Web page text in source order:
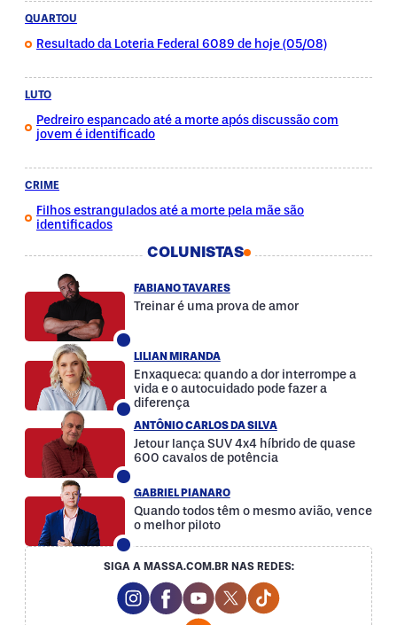
QUARTOU
Resultado da Loteria Federal 6089 de hoje (05/08)
LUTO
Pedreiro espancado até a morte após discussão com
jovem é identificado
CRIME
Filhos estrangulados até a morte pela mãe são
identificados
COLUNISTAS
FABIANO TAVARES
Treinar é uma prova de amor
LILIAN MIRANDA
Enxaqueca: quando a dor interrompe a
vida e o autocuidado pode fazer a
diferença
ANTÔNIO CARLOS DA SILVA
Jetour lança SUV 4x4 híbrido de quase
600 cavalos de potência
GABRIEL PIANARO
Quando todos têm o mesmo avião, vence
o melhor piloto
SIGA A MASSA.COM.BR NAS REDES:
Instagram Social Media
Facebook Social Media
Youtube Social Media
Twitter Social Media
Tiktok Social